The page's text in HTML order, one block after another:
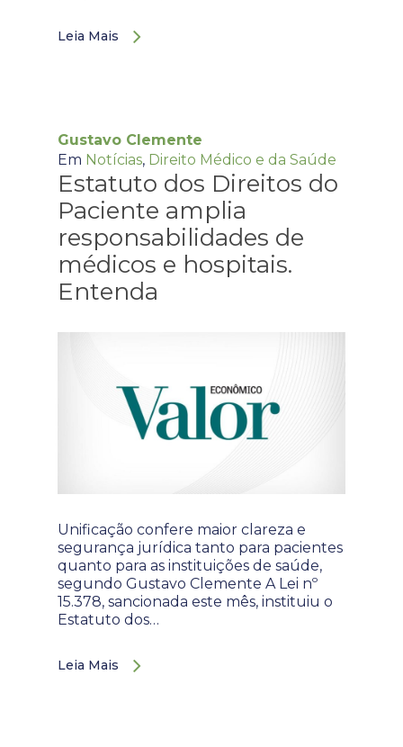
Leia Mais
Gustavo Clemente
Em Notícias, Direito Médico e da Saúde
Estatuto dos Direitos do
Paciente amplia
responsabilidades de
médicos e hospitais.
Entenda
Unificação confere maior clareza e
segurança jurídica tanto para pacientes
quanto para as instituições de saúde,
segundo Gustavo Clemente A Lei nº
15.378, sancionada este mês, instituiu o
Estatuto dos…
Leia Mais